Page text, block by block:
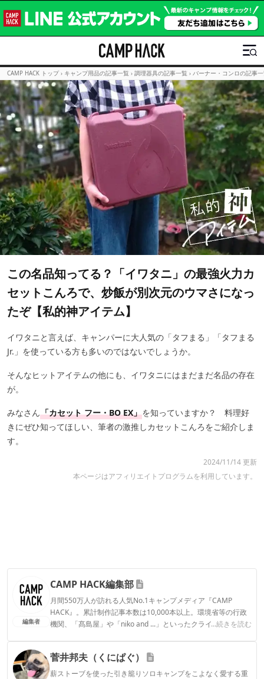
CAMP HACK トップ › キャンプ用品の記事一覧 › 調理器具の記事一覧 › バーナー・コンロの記事
この名品知ってる？「イワタニ」の最強火力カ
セットこんろで、炒飯が別次元のウマさになっ
たぞ【私的神アイテム】
イワタニと言えば、キャンパーに大人気の「タフまる」「タフまる
Jr.」を使っている方も多いのではないでしょうか。
そんなヒットアイテムの他にも、イワタニにはまだまだ名品の存在
が。
みなさん「カセット フー・BO EX」を知っていますか？ 料理好
きにぜひ知ってほしい、筆者の激推しカセットこんろをご紹介しま
す。
2024/11/14 更新
本ページはアフィリエイトプログラムを利用しています。
編集者
CAMP HACK編集部
月間550万人が訪れる人気No.1キャンプメディア『CAMP
HACK』。累計制作記事本数は10,000本以上。環境省等の行政
機関、「髙島屋」や「niko and ...」といったクライアントとの
...続きを読む
CAMP HACK編集部のプロフィール
菅井邦夫（くにぱぐ）
薪ストーブを使った引き籠りソロキャンプをこよなく愛する重